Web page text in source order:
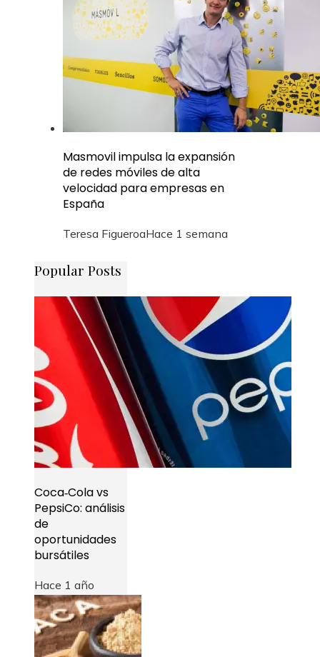
Masmovil impulsa la expansión
de redes móviles de alta
velocidad para empresas en
España
Teresa FigueroaHace 1 semana
Popular Posts
Coca‑Cola vs
PepsiCo: análisis
de
oportunidades
bursátiles
Hace 1 año